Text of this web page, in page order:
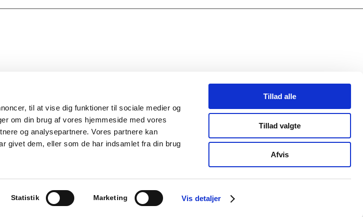
til at vise dig funktioner til sociale medier og
om din brug af vores hjemmeside med vores
og analysepartnere. Vores partnere kan
givet dem, eller som de har indsamlet fra din brug
Statistik Marketing Vis detaljer
Tillad alle
Tillad valgte
Afvis